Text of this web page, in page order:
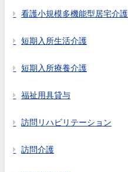
看護小規模多機能型居宅介護
短期入所生活介護
短期入所療養介護
福祉用具貸与
訪問リハビリテーション
訪問介護